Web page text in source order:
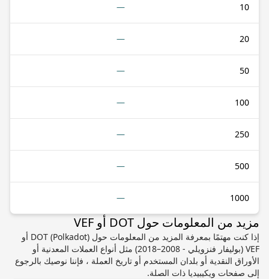
10
—
20
—
50
—
100
—
250
—
500
—
1000
—
مزيد من المعلومات حول DOT أو VEF
إذا كنت مهتمًا بمعرفة المزيد من المعلومات حول DOT (Polkadot) أو
VEF (بوليفار فنزويلي - 2008–2018) مثل أنواع العملات المعدنية أو
الأوراق النقدية أو بلدان المستخدم أو تاريخ العملة ، فإننا نوصيك بالرجوع
إلى صفحات ويكيبيديا ذات الصلة.